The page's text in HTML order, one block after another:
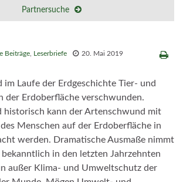
Partnersuche
Beiträge Leserbriefe 20. Mai 2019
im Laufe der Erdgeschichte Tier- und
der Erdoberfläche verschwunden.
historisch kann der Artenschwund mit
Menschen auf der Erdoberfläche in
werden. Dramatische Ausmaße nimmt
in den letzten Jahrzehnten
außer Klima- und Umweltschutz der